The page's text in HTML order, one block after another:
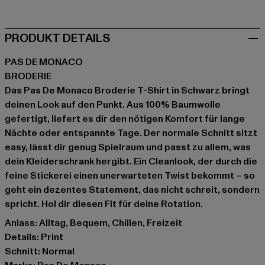
PRODUKT DETAILS
PAS DE MONACO
BRODERIE
Das Pas De Monaco Broderie T-Shirt in Schwarz bringt
deinen Look auf den Punkt. Aus 100% Baumwolle
gefertigt, liefert es dir den nötigen Komfort für lange
Nächte oder entspannte Tage. Der normale Schnitt sitzt
easy, lässt dir genug Spielraum und passt zu allem, was
dein Kleiderschrank hergibt. Ein Cleanlook, der durch die
feine Stickerei einen unerwarteten Twist bekommt – so
geht ein dezentes Statement, das nicht schreit, sondern
spricht. Hol dir diesen Fit für deine Rotation.
Anlass: Alltag, Bequem, Chillen, Freizeit
Details: Print
Schnitt: Normal